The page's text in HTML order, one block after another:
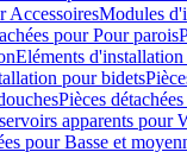
AccessoiresModules
pour Pour parois
Eléments
pour bidets
Pièces
apparents pour
pour Basse et